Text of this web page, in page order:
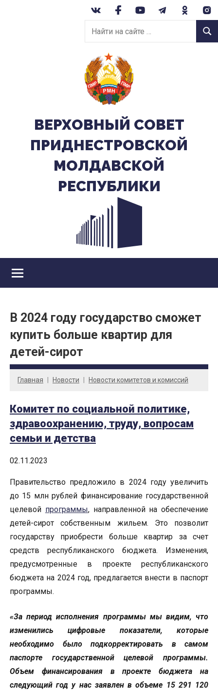
Найти
на
сайте:
ВЕРХОВНЫЙ CОВЕТ
ПРИДНЕСТРОВСКОЙ
МОЛДАВСКОЙ
РЕСПУБЛИКИ
В 2024 году государство сможет
купить больше квартир для
детей-сирот
Главная Новости Новости комитетов и комиссий
Комитет по социальной политике,
здравоохранению, труду, вопросам
семьи и детства
02.11.2023
Правительство предложило в 2024 году увеличить
до 15 млн рублей финансирование государственной
целевой программы, направленной на обеспечение
детей-сирот собственным жильем. Это позволит
государству приобрести больше квартир за счет
средств республиканского бюджета. Изменения,
предусмотренные в проекте республиканского
бюджета на 2024 год, предлагается внести в паспорт
программы.
«За период исполнения программы мы видим, что
изменились цифровые показатели, которые
необходимо было подкорректировать в самом
паспорте государственной целевой программы.
Объем финансирования в проекте бюджета на
следующий год у нас заявлен в объеме 15 291 120